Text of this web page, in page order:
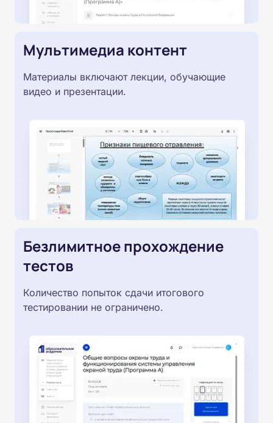
Мультимедиа контент
Материалы включают лекции, обучающие
видео и презентации.
Безлимитное прохождение
тестов
Количество попыток сдачи итогового
тестировании не ограничено.